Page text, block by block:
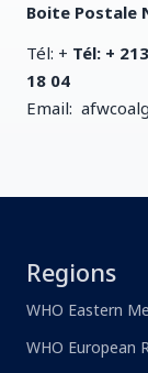
Boite Postale
Tél: + Tél: +
18 04
Email: afwcoalg
Regions
WHO Eastern
WHO European